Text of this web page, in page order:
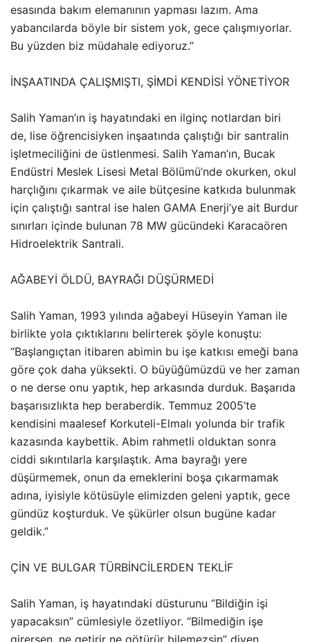
esasında bakım elemanının yapması lazım. Ama
yabancılarda böyle bir sistem yok, gece çalışmıyorlar.
Bu yüzden biz müdahale ediyoruz.”
İNŞAATINDA ÇALIŞMIŞTI, ŞİMDİ KENDİSİ YÖNETİYOR
Salih Yaman’ın iş hayatındaki en ilginç notlardan biri
de, lise öğrencisiyken inşaatında çalıştığı bir santralin
işletmeciliğini de üstlenmesi. Salih Yaman’ın, Bucak
Endüstri Meslek Lisesi Metal Bölümü’nde okurken, okul
harçlığını çıkarmak ve aile bütçesine katkıda bulunmak
için çalıştığı santral ise halen GAMA Enerji’ye ait Burdur
sınırları içinde bulunan 78 MW gücündeki Karacaören
Hidroelektrik Santrali.
AĞABEYİ ÖLDÜ, BAYRAĞI DÜŞÜRMEDİ
Salih Yaman, 1993 yılında ağabeyi Hüseyin Yaman ile
birlikte yola çıktıklarını belirterek şöyle konuştu:
“Başlangıçtan itibaren abimin bu işe katkısı emeği bana
göre çok daha yüksekti. O büyüğümüzdü ve her zaman
o ne derse onu yaptık, hep arkasında durduk. Başarıda
başarısızlıkta hep beraberdik. Temmuz 2005’te
kendisini maalesef Korkuteli-Elmalı yolunda bir trafik
kazasında kaybettik. Abim rahmetli olduktan sonra
ciddi sıkıntılarla karşılaştık. Ama bayrağı yere
düşürmemek, onun da emeklerini boşa çıkarmamak
adına, iyisiyle kötüsüyle elimizden geleni yaptık, gece
gündüz koşturduk. Ve şükürler olsun bugüne kadar
geldik.”
ÇİN VE BULGAR TÜRBİNCİLERDEN TEKLİF
Salih Yaman, iş hayatındaki düsturunu “Bildiğin işi
yapacaksın” cümlesiyle özetliyor. “Bilmediğin işe
girersen, ne getirir ne götürür bilemezsin” diyen